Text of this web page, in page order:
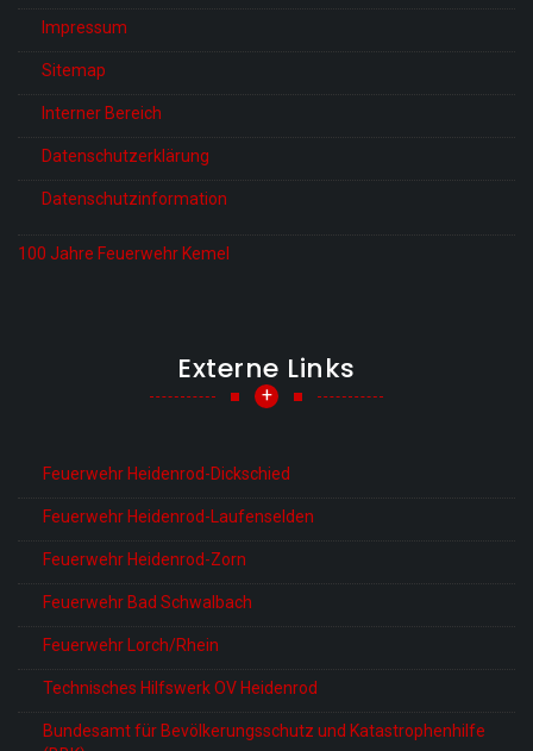
Impressum
Sitemap
Interner Bereich
Datenschutzerklärung
Datenschutzinformation
100 Jahre Feuerwehr Kemel
Externe Links
+
Feuerwehr Heidenrod-Dickschied
Feuerwehr Heidenrod-Laufenselden
Feuerwehr Heidenrod-Zorn
Feuerwehr Bad Schwalbach
Feuerwehr Lorch/Rhein
Technisches Hilfswerk OV Heidenrod
Bundesamt für Bevölkerungsschutz und Katastrophenhilfe